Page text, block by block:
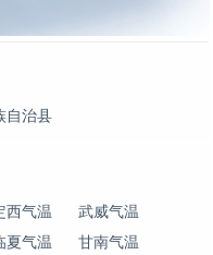
自治县
西气温
武威气温
夏气温 甘南气温